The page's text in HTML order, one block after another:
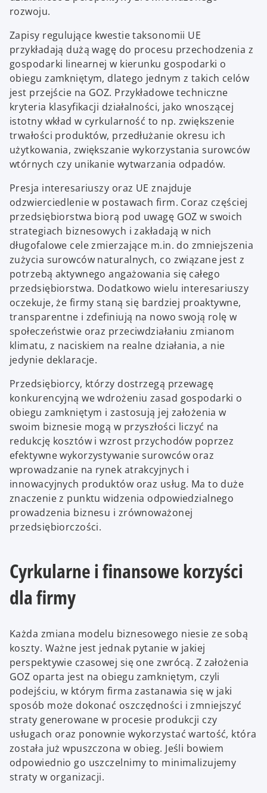
rozwoju.
Zapisy regulujące kwestie taksonomii UE
przykładają dużą wagę do procesu przechodzenia z
gospodarki linearnej w kierunku gospodarki o
obiegu zamkniętym, dlatego jednym z takich celów
jest przejście na GOZ. Przykładowe techniczne
kryteria klasyfikacji działalności, jako wnoszącej
istotny wkład w cyrkularność to np. zwiększenie
trwałości produktów, przedłużanie okresu ich
użytkowania, zwiększanie wykorzystania surowców
wtórnych czy unikanie wytwarzania odpadów.
Presja interesariuszy oraz UE znajduje
odzwierciedlenie w postawach firm. Coraz częściej
przedsiębiorstwa biorą pod uwagę GOZ w swoich
strategiach biznesowych i zakładają w nich
długofalowe cele zmierzające m.in. do zmniejszenia
zużycia surowców naturalnych, co związane jest z
potrzebą aktywnego angażowania się całego
przedsiębiorstwa. Dodatkowo wielu interesariuszy
oczekuje, że firmy staną się bardziej proaktywne,
transparentne i zdefiniują na nowo swoją rolę w
społeczeństwie oraz przeciwdziałaniu zmianom
klimatu, z naciskiem na realne działania, a nie
jedynie deklaracje.
Przedsiębiorcy, którzy dostrzegą przewagę
konkurencyjną we wdrożeniu zasad gospodarki o
obiegu zamkniętym i zastosują jej założenia w
swoim biznesie mogą w przyszłości liczyć na
redukcję kosztów i wzrost przychodów poprzez
efektywne wykorzystywanie surowców oraz
wprowadzanie na rynek atrakcyjnych i
innowacyjnych produktów oraz usług. Ma to duże
znaczenie z punktu widzenia odpowiedzialnego
prowadzenia biznesu i zrównoważonej
przedsiębiorczości.
Cyrkularne i finansowe korzyści
dla firmy
Każda zmiana modelu biznesowego niesie ze sobą
koszty. Ważne jest jednak pytanie w jakiej
perspektywie czasowej się one zwrócą. Z założenia
GOZ oparta jest na obiegu zamkniętym, czyli
podejściu, w którym firma zastanawia się w jaki
sposób może dokonać oszczędności i zmniejszyć
straty generowane w procesie produkcji czy
usługach oraz ponownie wykorzystać wartość, która
została już wpuszczona w obieg. Jeśli bowiem
odpowiednio go uszczelnimy to minimalizujemy
straty w organizacji.